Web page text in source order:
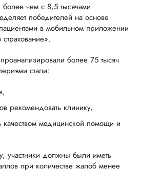
более чем с 8,5 тысячами
победителей на основе
в мобильном приложении
более 75 тысяч
стали:
рекомендовать клинику,
качеством медицинской помощи и
участники должны были иметь
при количестве жалоб менее